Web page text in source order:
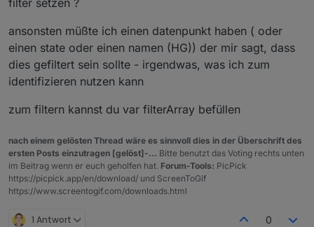
Es ist alles gut, nur die Heizgruppen (die letzten
4 mit HG) sollten aus meiner Sicht nicht drinnen
sein, da alle Komponenten schon oben dabei
Komponente rot ist - da bin ich noch am
Forschen wieso, da ist irgendwo noch ein anders
filter setzen ?
ansonsten müßte ich einen datenpunkt haben ( oder
einen state oder einen namen (HG)) der mir sagt, dass
dies gefiltert sein sollte - irgendwas, was ich zum
identifizieren nutzen kann
zum filtern kannst du var filterArray befüllen
nach einem gelösten Thread wäre es sinnvoll dies in der Überschrift des
ersten Posts einzutragen [gelöst]-... Bitte benutzt das Voting rechts unten
im Beitrag wenn er euch geholfen hat. Forum-Tools: PicPick
https://picpick.app/en/download/ und ScreenToGif
https://www.screentogif.com/downloads.html
1 Antwort 0